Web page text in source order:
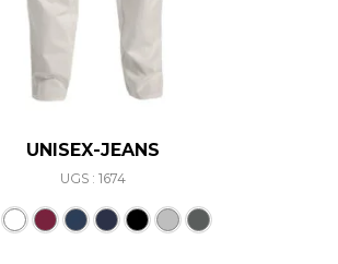
UNISEX-JEANS
UGS : 1674